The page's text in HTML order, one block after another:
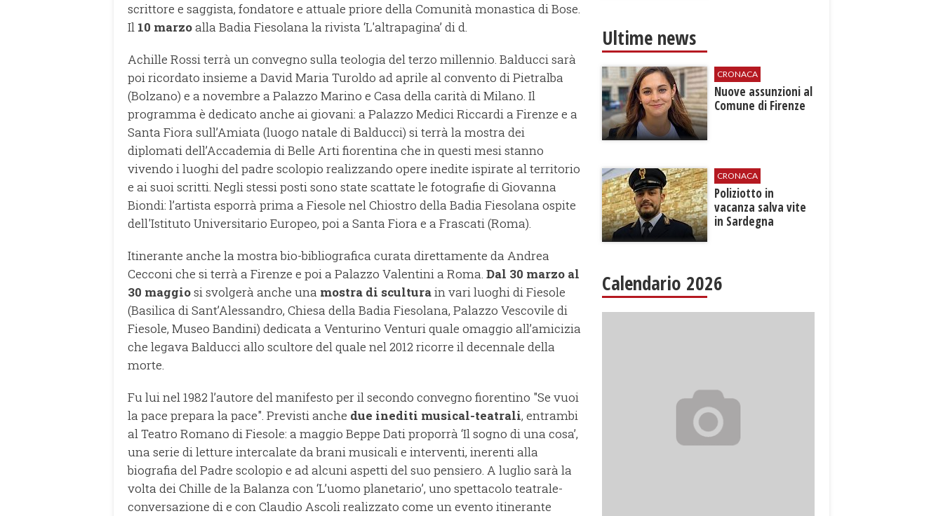
scrittore e saggista, fondatore e attuale priore della Comunità monastica di Bose.
Il 10 marzoalla Badia Fiesolana la rivista ‘L'altrapagina’ di d.
Achille Rossi terrà un convegno sulla teologia del terzo millennio. Balducci sarà
poi ricordato insieme a David Maria Turoldo ad aprile al convento di Pietralba
(Bolzano) e a novembre a Palazzo Marino e Casa della carità di Milano. Il
programma è dedicato anche ai giovani: a Palazzo Medici Riccardi a Firenze e a
Santa Fiora sull’Amiata (luogo natale di Balducci) si terrà la mostra dei
diplomati dell’Accademia di Belle Arti fiorentina che in questi mesi stanno
vivendo i luoghi del padre scolopio realizzando opere inedite ispirate al territorio
e ai suoi scritti. Negli stessi posti sono state scattate le fotografie di Giovanna
Biondi: l’artista esporrà prima a Fiesole nel Chiostro della Badia Fiesolana ospite
dell'Istituto Universitario Europeo, poi a Santa Fiora e a Frascati (Roma).
Itinerante anche la mostra bio-bibliografica curata direttamente da Andrea
Cecconi che si terrà a Firenze e poi a Palazzo Valentini a Roma. Dal 30 marzo al
30 maggiosi svolgerà anche una mostra di sculturain vari luoghi di Fiesole
(Basilica di Sant’Alessandro, Chiesa della Badia Fiesolana, Palazzo Vescovile di
Fiesole, Museo Bandini) dedicata a Venturino Venturi quale omaggio all’amicizia
che legava Balducci allo scultore del quale nel 2012 ricorre il decennale della
morte.
Fu lui nel 1982 l’autore del manifesto per il secondo convegno fiorentino "Se vuoi
la pace prepara la pace". Previsti anche due inediti musical-teatrali, entrambi
al Teatro Romano di Fiesole: a maggio Beppe Dati proporrà ‘Il sogno di una cosa’,
una serie di letture intercalate da brani musicali e interventi, inerenti alla
biografia del Padre scolopio e ad alcuni aspetti del suo pensiero. A luglio sarà la
volta dei Chille de la Balanza con ‘L’uomo planetario’, uno spettacolo teatrale-
conversazione di e con Claudio Ascoli realizzato come un evento itinerante
Ultime news
CRONACA
Nuove assunzioni al
Comune di Firenze
CRONACA
Poliziotto in
vacanza salva vite
in Sardegna
Calendario 2026